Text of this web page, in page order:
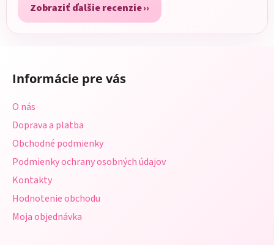
Zobraziť ďalšie recenzie
Informácie pre vás
O nás
Doprava a platba
Obchodné podmienky
Podmienky ochrany osobných údajov
Kontakty
Hodnotenie obchodu
Moja objednávka